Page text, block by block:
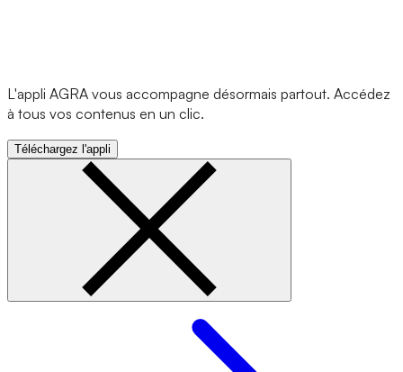
L'appli AGRA vous accompagne désormais partout. Accédez
à tous vos contenus en un clic.
Téléchargez l'appli